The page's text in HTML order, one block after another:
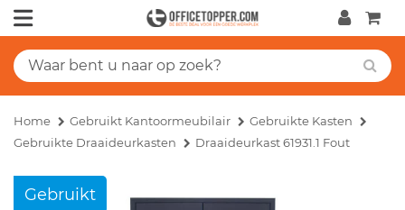
Home Gebruikt Kantoormeubilair
Gebruikte Kasten
Gebruikte Draaideurkasten
Draaideurkast 61931.1 Fout
Gebruikt